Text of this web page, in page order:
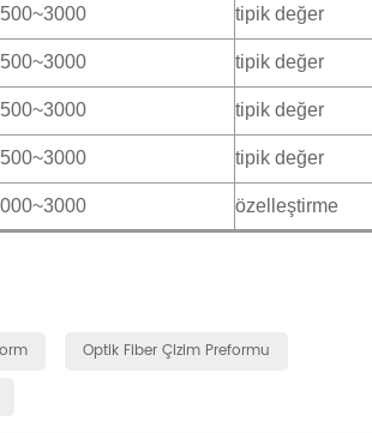
tipik değer
tipik değer
tipik değer
tipik değer
özelleştirme
Optik Fiber Çizim Preformu